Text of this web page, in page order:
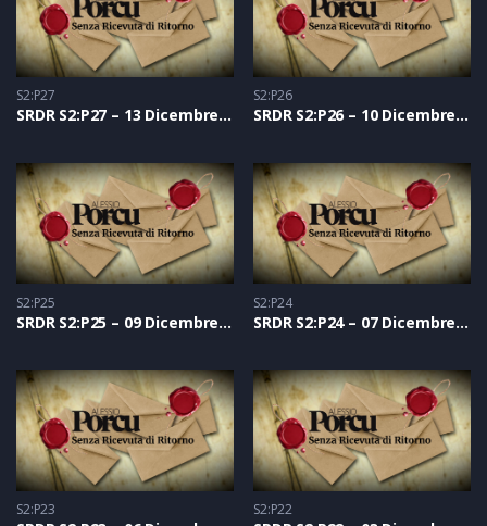
S2:P27
SRDR S2:P27 – 13 Dicembre 2021
S2:P26
SRDR S2:P26 – 10 Dicembre 2021
S2:P25
SRDR S2:P25 – 09 Dicembre 2021
S2:P24
SRDR S2:P24 – 07 Dicembre 2021
S2:P23 S2:P22